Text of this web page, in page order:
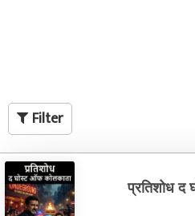
Filter
प्रतिशोध द